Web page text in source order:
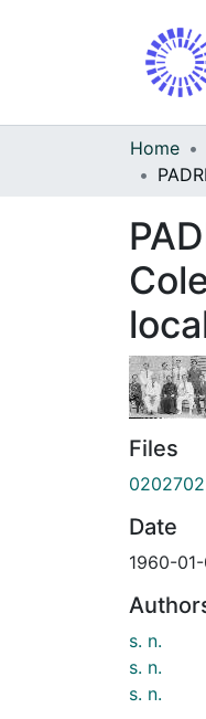
Home
Files
Date
1960-01-
s. n.
s. n.
s. n.